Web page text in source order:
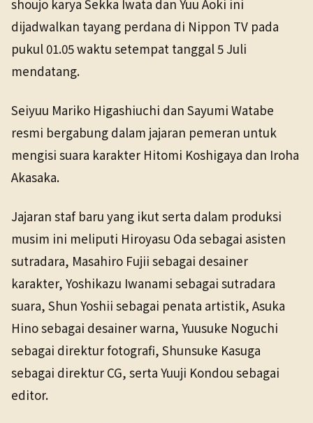
shoujo karya Sekka Iwata dan Yuu Aoki ini
dijadwalkan tayang perdana di Nippon TV pada
pukul 01.05 waktu setempat tanggal 5 Juli
mendatang.
Seiyuu Mariko Higashiuchi dan Sayumi Watabe
resmi bergabung dalam jajaran pemeran untuk
mengisi suara karakter Hitomi Koshigaya dan Iroha
Akasaka.
Jajaran staf baru yang ikut serta dalam produksi
musim ini meliputi Hiroyasu Oda sebagai asisten
sutradara, Masahiro Fujii sebagai desainer
karakter, Yoshikazu Iwanami sebagai sutradara
suara, Shun Yoshii sebagai penata artistik, Asuka
Hino sebagai desainer warna, Yuusuke Noguchi
sebagai direktur fotografi, Shunsuke Kasuga
sebagai direktur CG, serta Yuuji Kondou sebagai
editor.